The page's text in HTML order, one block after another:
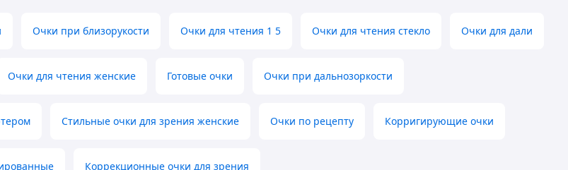
Очки при близорукости Очки для чтения 1 5 Очки для чтения стекло Очки для дали
Очки для чтения женские Готовые очки Очки при дальнозоркости
Стильные очки для зрения женские Очки по рецепту Корригирующие очки
Коррекционные очки для зрения